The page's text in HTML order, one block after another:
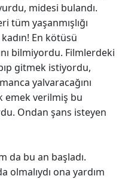
midesi bulandı.
tüm yaşanmışlığı
En kötüsü
bilmiyordu. Filmlerdeki
gitmek istiyordu,
yalvaracağını
emek verilmiş bu
Ondan şans isteyen
da bu an başladı.
olmalıydı ona yardım